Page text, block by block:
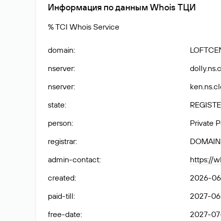
Информация по данным Whois ТЦИ
% TCI Whois Service
domain:
nserver:
nserver:
state:
person:
Private
registrar:
admin-contact:
https://
created:
2026-
paid-till:
2027-
free-date: 2027-